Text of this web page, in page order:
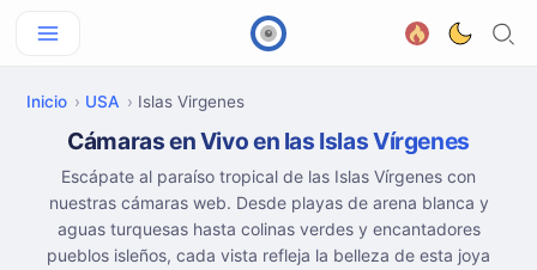
Inicio USA Islas Virgenes
Cámaras en Vivo en las Islas Vírgenes
Escápate al paraíso tropical de las Islas Vírgenes con
nuestras cámaras web. Desde playas de arena blanca y
aguas turquesas hasta colinas verdes y encantadores
pueblos isleños, cada vista refleja la belleza de esta joya